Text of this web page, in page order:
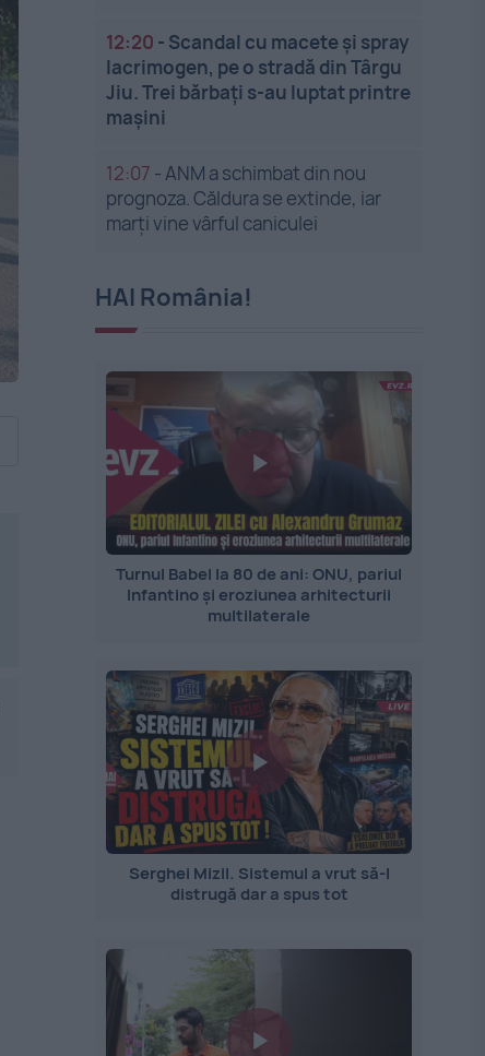
12:20 - Scandal cu macete și spray
lacrimogen, pe o stradă din Târgu
Jiu. Trei bărbați s-au luptat printre
mașini
12:07 -ANM a schimbat din nou
prognoza. Căldura se extinde, iar
marți vine vârful caniculei
HAI România!
Turnul Babel la 80 de ani: ONU, pariul
Infantino și eroziunea arhitecturii
multilaterale
Serghei Mizil. Sistemul a vrut să-l
distrugă dar a spus tot